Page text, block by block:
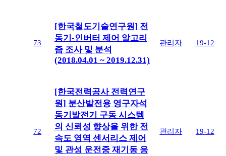
73
[한국철도기술연구원] 전
동기-인버터 제어 알고리
즘 조사 및 분석
(2018.04.01 ~ 2019.12.31)
관리자 19-12
72
[한국전력공사 전력연구
원] 분산발전용 영구자석
동기발전기 구동 시스템
의 신뢰성 향상을 위한 전
속도 영역 센서리스 제어
및 관성 운전중 재기동 응
관리자 19-12